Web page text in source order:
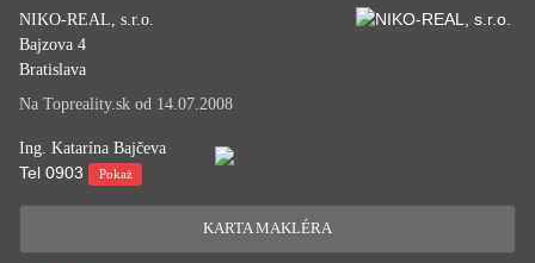
NIKO-REAL, s.r.o.
Bajzova 4
Bratislava
Na Topreality.sk od 14.07.2008
Ing. Katarína Bajčeva
Tel 0903 Pokaż
KARTA MAKLÉRA